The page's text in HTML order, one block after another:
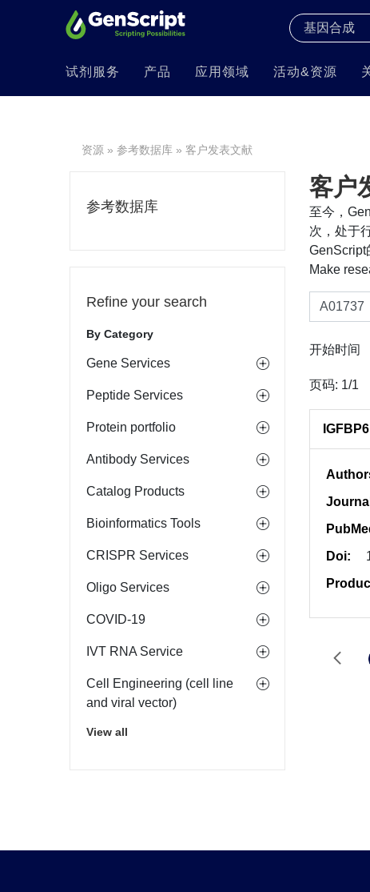
试剂服务 产品 应用领域 活动&资源
资源 » 参考数据库 » 客户发表文献
参考数据库
Refine your search
By Category
Gene Services
Peptide Services
Protein portfolio
Antibody Services
Catalog Products
Bioinformatics Tools
CRISPR Services
Oligo Services
COVID-19
IVT RNA Service
Cell Engineering (cell line
and viral vector)
View all
客户
至今，
次，处于
GenScript
Make
开始时间
页码: 1/1
Doi: